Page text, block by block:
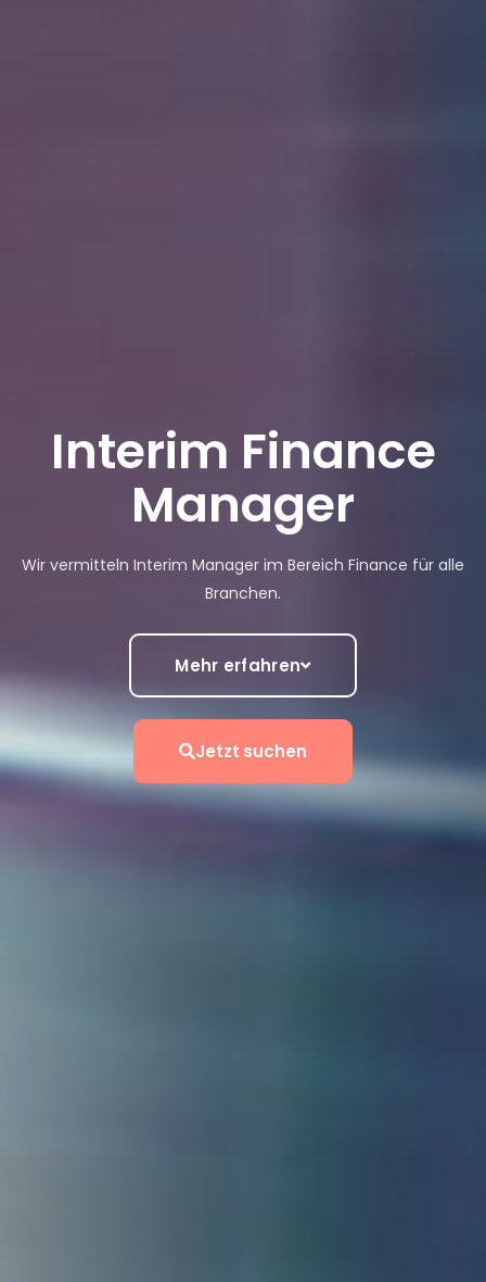
Interim Finance
Manager
Wir vermitteln Interim Manager im Bereich Finance für alle
Branchen.
Jetzt suchen
Mehr erfahren